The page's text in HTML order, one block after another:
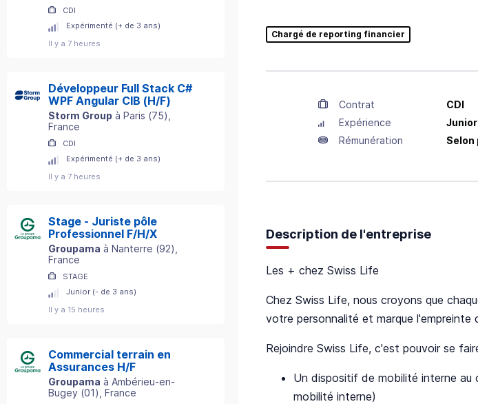
CDI
Expérimenté (+ de 3 ans)
Il y a 7 heures
Développeur Full Stack C#
WPF Angular CIB (H/F)
Storm Group à Paris (75)
France
CDI
Expérimenté (+ de 3 ans)
Il y a 7 heures
Stage - Juriste pôle
Professionnel F/H/X
Groupama à Nanterre (92)
France
STAGE
Junior (- de 3 ans)
Il y a 15 heures
Commercial terrain en
Assurances H/F
Groupama à Ambérieu-en-
Bugey (01) , France
Chargé de reporting financier
Contrat CDI
Expérience
Rémunération
Description de l'entreprise
Les + chez Swiss Life
Chez Swiss Life, nous croyons que
votre personnalité et marque
Rejoindre Swiss Life, c'est pouvoir se
Un dispositif de mobilité interne
mobilité interne)